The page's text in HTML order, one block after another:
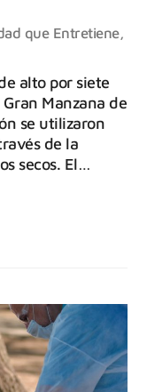
que Entretiene,
alto por siete
Manzana de
se utilizaron
de la
secos. El…